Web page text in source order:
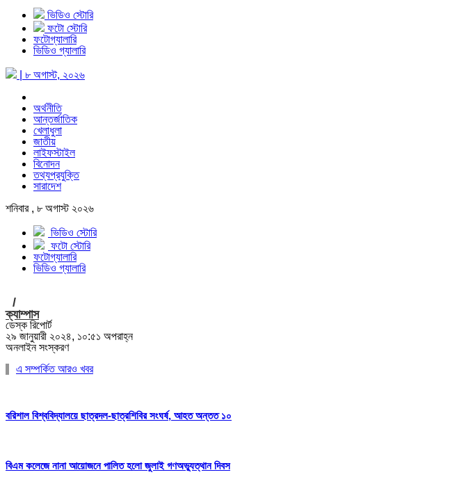
ভিডিও স্টোরি
ফটো স্টোরি
ফটোগ্যালারি
ভিডিও গ্যালারি
| ৮ অগাস্ট, ২০২৬
অর্থনীতি
আন্তর্জাতিক
খেলাধুলা
জাতীয়
লাইফস্টাইল
বিনোদন
তথ্যপ্রযুক্তি
সারাদেশ
শনিবার , ৮ অগাস্ট ২০২৬
ভিডিও স্টোরি
ফটো স্টোরি
ফটোগ্যালারি
ভিডিও গ্যালারি
/
ক্যাম্পাস
ডেস্ক রিপোর্ট
২৯ জানুয়ারী ২০২৪, ১০:৫১ অপরাহ্ন
অনলাইন সংস্করণ
এ সম্পর্কিত আরও খবর
বরিশাল বিশ্ববিদ্যালয়ে ছাত্রদল-ছাত্রশিবির সংঘর্ষ, আহত অন্তত ১০
বিএম কলেজে নানা আয়োজনে পালিত হলো জুলাই গণঅভ্যুত্থান দিবস